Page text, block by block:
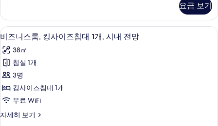
기
보
기
대
2
개,
시
내
전
망
사
진
더
블
룸,
더
블
침
2
개,
시
내
전
요금 보기
비
즈
니
스
룸,
킹
사
이
7
비즈니스룸, 킹사이즈침대 1개, 시내 전망
38㎡
침실 1개
3명
킹사이즈침대 1개
무료 WiFi
자세히 보기
비